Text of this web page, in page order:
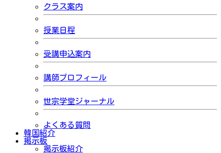
クラス案内
授業日程
受講申込案内
講師プロフィール
世宗学堂ジャーナル
よくある質問
韓国紹介
掲示板
掲示板紹介